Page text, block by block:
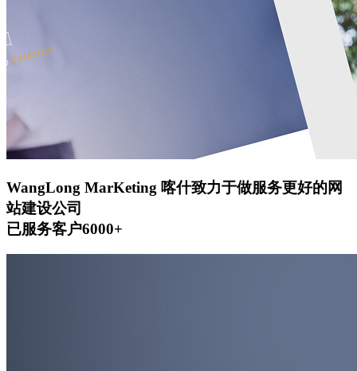
WangLong MarKeting 喀什致力于做服务更好的网
站建设公司
已服务客户6000+